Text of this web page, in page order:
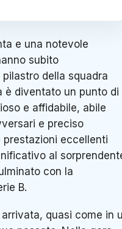
e una notevole
subito
della squadra
è diventato un punto di
e affidabile, abile
e preciso
prestazioni eccellenti
al
con la
B.
quasi come in